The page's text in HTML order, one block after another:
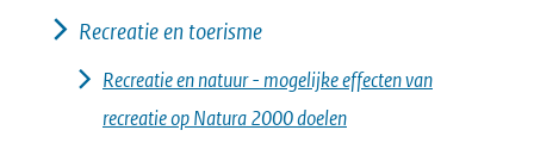
Recreatie en toerisme
Recreatie en natuur - mogelijke effecten van
recreatie op Natura 2000 doelen